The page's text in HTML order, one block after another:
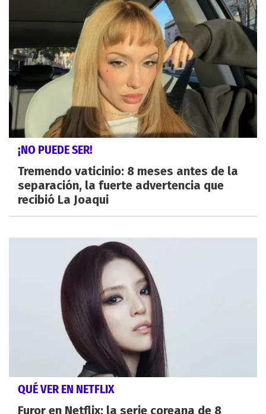
¡NO PUEDE SER!
Tremendo vaticinio: 8 meses antes de la
separación, la fuerte advertencia que
recibió La Joaqui
QUÉ VER EN NETFLIX
Furor en Netflix: la serie coreana de 8